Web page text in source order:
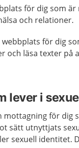
för dig som är
och relationer.
för dig
och läsa texter på
lever i
mottagning för dig
sätt utnyttjats
sexuell identitet.